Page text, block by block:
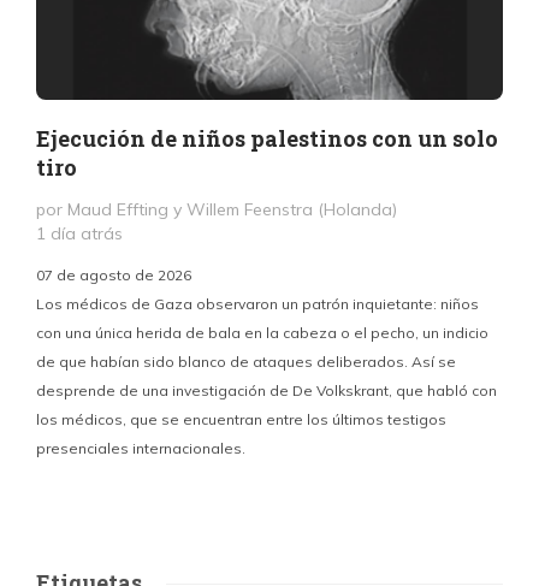
Ejecución de niños palestinos con un solo
tiro
por Maud Effting y Willem Feenstra (Holanda)
1 día atrás
07 de agosto de 2026
Los médicos de Gaza observaron un patrón inquietante: niños
con una única herida de bala en la cabeza o el pecho, un indicio
de que habían sido blanco de ataques deliberados. Así se
desprende de una investigación de De Volkskrant, que habló con
los médicos, que se encuentran entre los últimos testigos
presenciales internacionales.